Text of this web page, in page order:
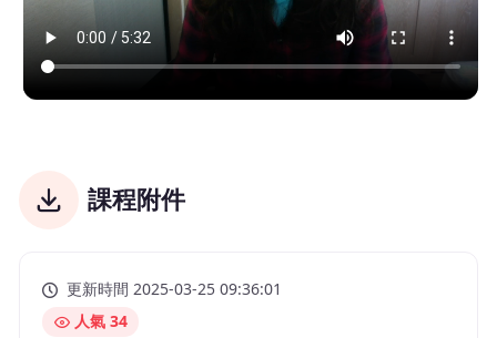
課程附件
更新時間 2025-03-25 09:36:01
人氣 34